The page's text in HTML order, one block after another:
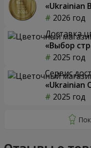
«Ukrainian
2026 год
Доставка
«Выбор
2025 год
Сервис
«Ukrainian
2025 год